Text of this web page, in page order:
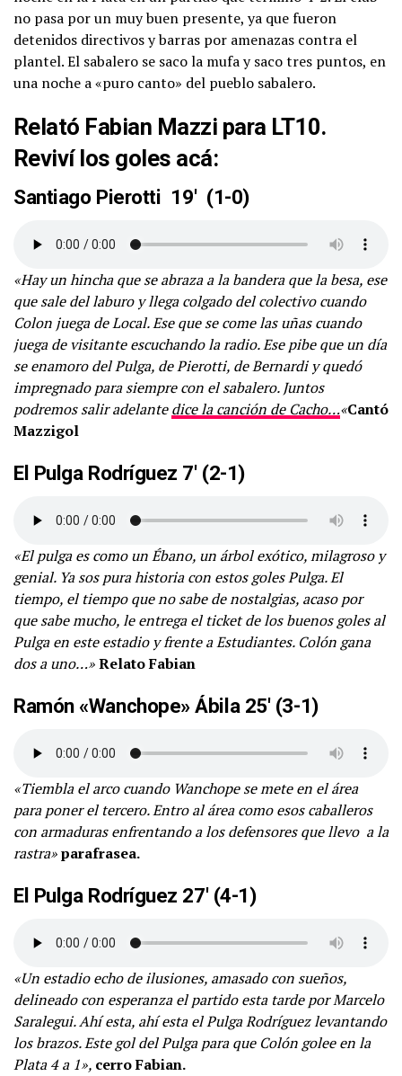
no pasa por un muy buen presente, ya que fueron
detenidos directivos y barras por amenazas contra el
plantel. El sabalero se saco la mufa y saco tres puntos, en
una noche a «puro canto» del pueblo sabalero.
Relató Fabian Mazzi para LT10.
Reviví los goles acá:
Santiago Pierotti 19′ (1-0)
«Hay un hincha que se abraza a la bandera que la besa, ese
que sale del laburo y llega colgado del colectivo cuando
Colon juega de Local. Ese que se come las uñas cuando
juega de visitante escuchando la radio. Ese pibe que un día
se enamoro del Pulga, de Pierotti, de Bernardi y quedó
impregnado para siempre con el sabalero. Juntos
podremos salir adelantedice la canción de Cacho…«Cantó
Mazzigol
El Pulga Rodríguez 7′ (2-1)
«El pulga es como un Ébano, un árbol exótico, milagroso y
genial. Ya sos pura historia con estos goles Pulga. El
tiempo, el tiempo que no sabe de nostalgias, acaso por
que sabe mucho, le entrega el ticket de los buenos goles al
Pulga en este estadio y frente a Estudiantes. Colón gana
dos a uno…»Relato Fabian
Ramón «Wanchope» Ábila 25′ (3-1)
«Tiembla el arco cuando Wanchope se mete en el área
para poner el tercero. Entro al área como esos caballeros
con armaduras enfrentando a los defensores que llevo a la
rastra»parafrasea.
El Pulga Rodríguez 27′ (4-1)
«Un estadio echo de ilusiones, amasado con sueños,
delineado con esperanza el partido esta tarde por Marcelo
Saralegui. Ahí esta, ahí esta el Pulga Rodríguez levantando
los brazos. Este gol del Pulga para que Colón golee en la
Plata 4 a 1», cerro Fabian.